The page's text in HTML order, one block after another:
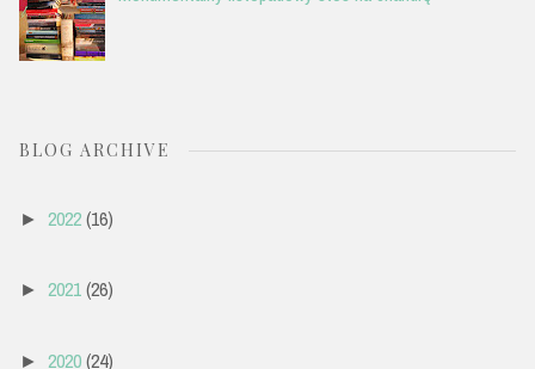
BLOG ARCHIVE
► 2022(16)
► 2021(26)
► 2020(24)